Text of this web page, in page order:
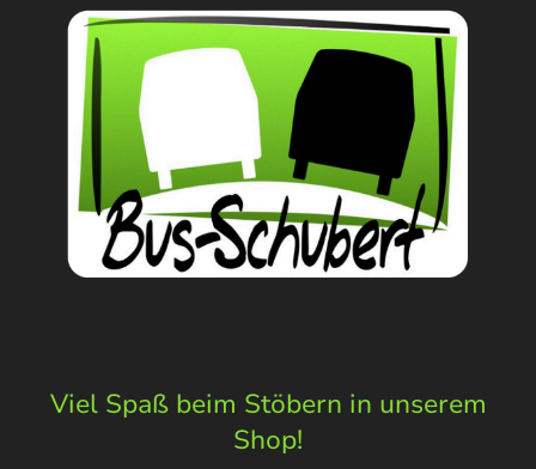
Viel Spaß beim Stöbern in unserem
Shop!